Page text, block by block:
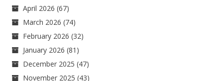
April 2026 (67)
March 2026 (74)
February 2026 (32)
January 2026 (81)
December 2025 (47)
November 2025 (43)